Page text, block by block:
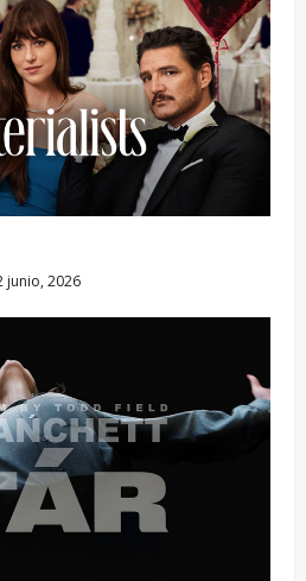
junio, 2026